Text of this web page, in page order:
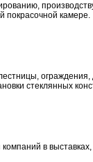
покрасочной камере.
стеклянных
в